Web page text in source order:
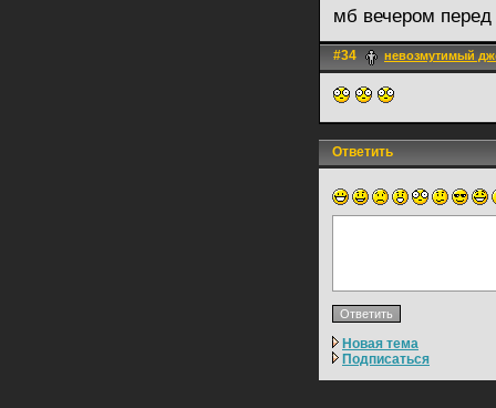
мб вечером
#34 невозмутимый
Ответить
Новая тема
Подписаться